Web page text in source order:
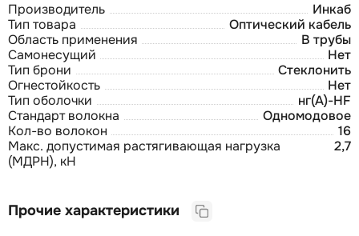
Производитель
Инкаб
Тип товара
Оптический кабель
Область применения
В трубы
Самонесущий
Нет
Тип брони
Стеклонить
Огнестойкость
Нет
Тип оболочки
нг(А)-HF
Стандарт волокна
Одномодовое
Кол-во волокон
16
Макс. допустимая растягивающая нагрузка
(МДРН), кН
2,7
Прочие характеристики